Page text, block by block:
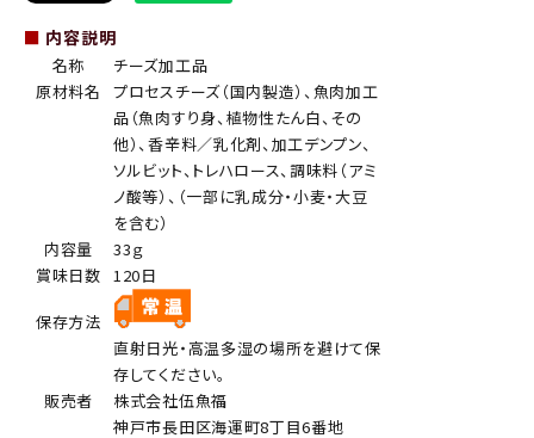
■ 内容説明
名称
チーズ加工品
原材料名
プロセスチーズ（国内製造）、魚肉加工
品（魚肉すり身、植物性たん白、その
他）、香辛料／乳化剤、加工デンプン、
ソルビット、トレハロース、調味料（アミ
ノ酸等）、（一部に乳成分・小麦・大豆
を含む）
内容量
33ｇ
賞味日数
120日
保存方法
直射日光・高温多湿の場所を避けて保
存してください。
販売者
株式会社伍魚福
神戸市長田区海運町8丁目6番地